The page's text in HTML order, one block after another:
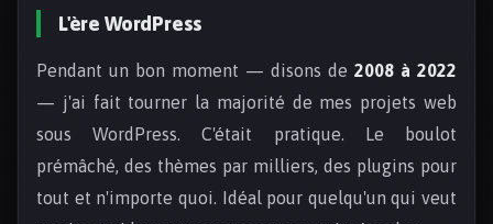
L'ère WordPress
Pendant un bon moment — disons de 2008 à 2022
— j'ai fait tourner la majorité de mes projets web
sous WordPress. C'était pratique. Le boulot
prémâché, des thèmes par milliers, des plugins pour
tout et n'importe quoi. Idéal pour quelqu'un qui veut